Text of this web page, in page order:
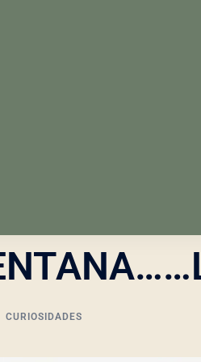
CURIOSIDADES